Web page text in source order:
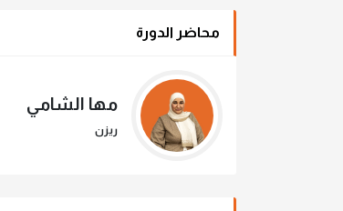
محاضر الدورة
مها الشامي
ريزن